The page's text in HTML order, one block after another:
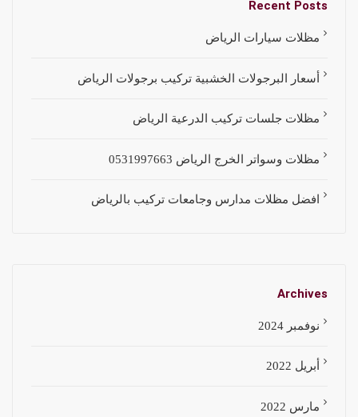
Recent Posts
مظلات سيارات الرياض
أسعار البرجولات الخشبية تركيب برجولات الرياض
مظلات جلسات تركيب الدرعية الرياض
مظلات وسواتر الخرج الرياض 0531997663
افضل مظلات مدارس وجامعات تركيب بالرياض
Archives
نوفمبر 2024
أبريل 2022
مارس 2022